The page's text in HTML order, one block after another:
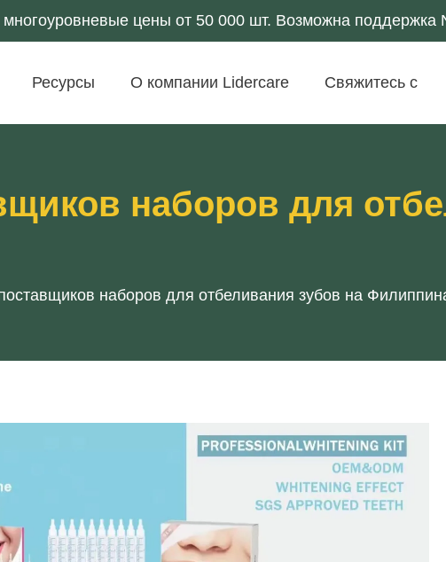
цены от 50 000 шт. Возможна поддержка
Ресурсы О компании Lidercare Свяжитесь с
наборов для
наборов для отбеливания зубов на